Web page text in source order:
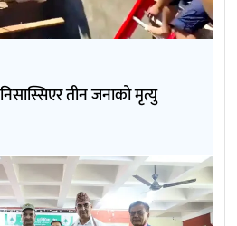
निसास्सिएर तीन जनाको मृत्यु